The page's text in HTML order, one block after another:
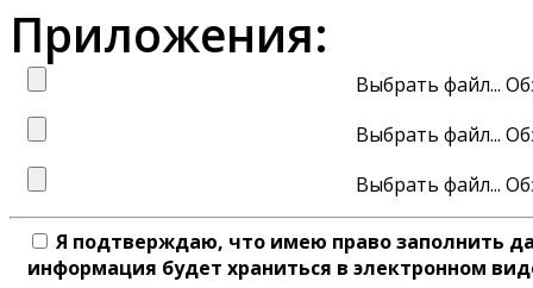
Приложения:
Выбрать файл...
Выбрать файл...
Выбрать файл...
Я подтверждаю, что имею право заполнить
информация будет храниться в электронном